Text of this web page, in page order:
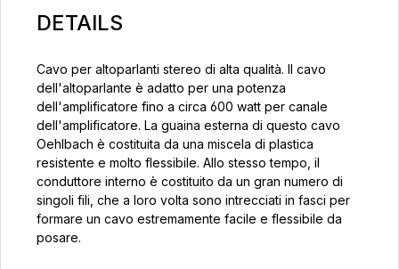
DETAILS
Cavo per altoparlanti stereo di alta qualità. Il cavo
dell'altoparlante è adatto per una potenza
dell'amplificatore fino a circa 600 watt per canale
dell'amplificatore. La guaina esterna di questo cavo
Oehlbach è costituita da una miscela di plastica
resistente e molto flessibile. Allo stesso tempo, il
conduttore interno è costituito da un gran numero di
singoli fili, che a loro volta sono intrecciati in fasci per
formare un cavo estremamente facile e flessibile da
posare.